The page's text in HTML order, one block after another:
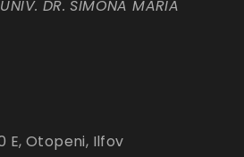
DR. SIMONA MARIA
E, Otopeni, Ilfov